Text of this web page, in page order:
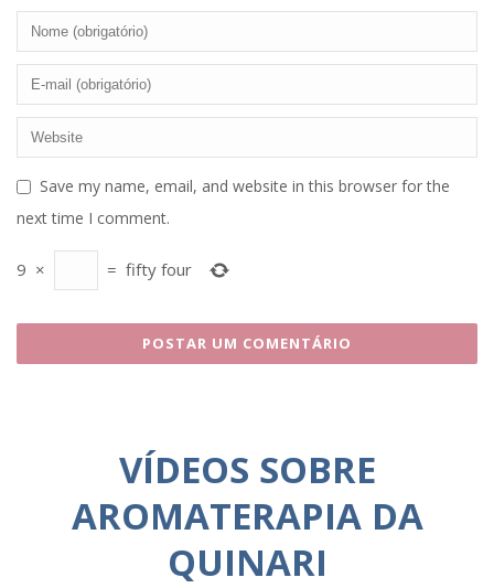
Save my name, email, and website in this browser for the
next time I comment.
9 × = fifty four
VÍDEOS SOBRE
AROMATERAPIA DA
QUINARI